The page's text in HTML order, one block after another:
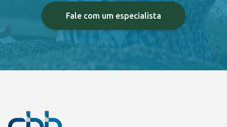
Fale com um especialista